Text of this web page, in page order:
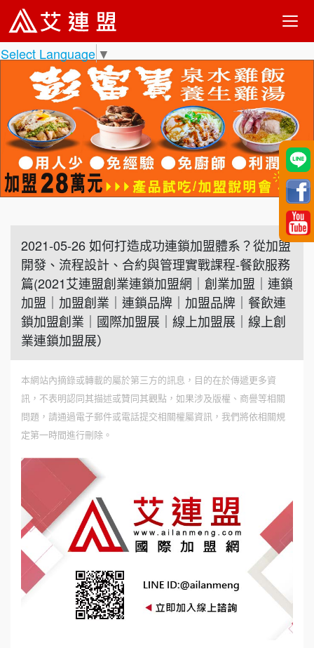
Select Language ▼
2021-05-26 如何打造成功連鎖加盟體系？從加盟
開發、流程設計、合約與管理實戰課程-餐飲服務
篇(2021艾連盟創業連鎖加盟網｜創業加盟｜連鎖
加盟｜加盟創業｜連鎖品牌｜加盟品牌｜餐飲連
鎖加盟創業｜國際加盟展｜線上加盟展｜線上創
業連鎖加盟展）
本網站內摘錄或轉載的屬於第三方的訊息，目的在於傳遞更多資
訊，不表明認同其描述或贊同其觀點，如果涉及版權、商譽等相關
問題，請通過電子郵件或電話提交相關權屬資訊，我們將依相關規
定第一時間進行刪除。